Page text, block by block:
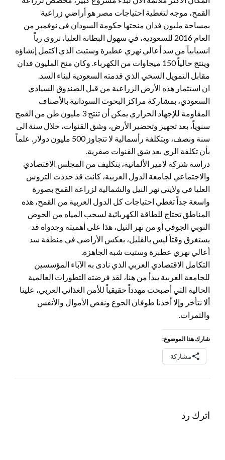
القمح، موجه لتغطية احتياجات مصر هو أراضي زراعية
بمساحة مليون فدان منحتها حكومة السودان في نوفمبر من
العام 2016 للسعودية، في سهول البطانة العليا، تروى رياً
انسيابياً من سد أعالي نهري عطبرة وستيت الذي اكتمل إنشاؤه
وينتج حالياً 150 ميجاوات من الكهرباء. وكان منح المليون فدان
مقابل التمويل السخي الذي قدمته السعودية لبناء السد.
ان استثمار هذه الأرض الزراعية من قبل الصندوق السيادي
السعودي، بمشاركة مراكز البحوث السودانية بالأصناف
المقاومة للإجهاد الحراري يمكن أن تنتج 3 مليون طن من القمح
سنوياً، بعد تجهيز وتحضير الأرض، وشق القنوات، خلال سنة الى
سنة ونصف، وبتكلفة رأسمالية لا تتجاوز 500 مليون دولار. علماً
بأن تكلفة الري بعد شق القنوات صفرية.
دراسة شركة لامير الألمانية، بتكليف من المجلس الاقتصادي
والاجتماعي لجامعة الدول العربية، كانت قد حددت التروس
العليا في ولايتي نهر النيل والشمالية لزراعة القمح بصورة
واسعة جداً تغطي احتياجات كل الدول العربية من القمح، هذه
المناطق تحتاج للطاقة الكهربائية لسحب المياه من الحوض
النوبي الجوفي أو من نهر النيل، هذا على أهميته وجدواه قد
يستغرق وقتاً ليس بالقليل، بعكس الأراضي في منطقة سد
أعالي نهري عطبرة وستيت شبه الجاهزة.
التكامل الاقتصادي العربي الذي نادى به الآباء المؤسسين
للجامعة العربية يبدأ من هنا، لقد فرضته التطورات العالمية
الحالية التي أصبحت مهدداً حقيقياً للأمن الغذائي العربي، علينا
ألا نتأخر وإلا أخذنا طوفان الجوع ونقص الأموال والأنفس
والثمرات.
شارك هذا الموضوع:
مشاركة
اترك رد